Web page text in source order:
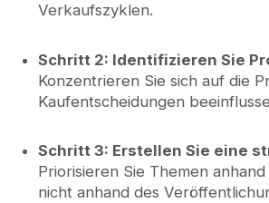
Verkaufszyklen.
Schritt 2: Identifizieren Sie
Konzentrieren Sie sich auf die
Kaufentscheidungen
Schritt 3: Erstellen Sie eine
Priorisieren Sie Themen
nicht anhand des